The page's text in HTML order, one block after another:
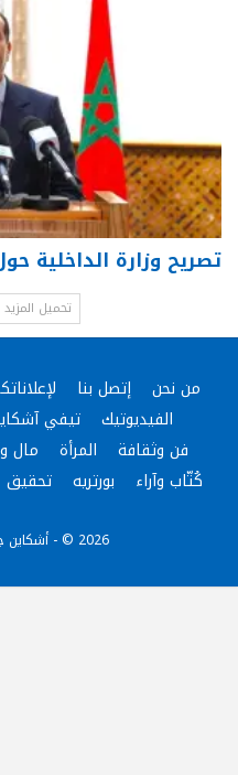
تصريح وزارة الداخلية
تحميل
من نحن إتصل بنا
الفيديوتيك
تيفي
فن وثقافة
المرأة مال
كُتّاب وآراء
بورتريه تحقيق
2026 © - أشكاين جميع الحقوق محفوظة